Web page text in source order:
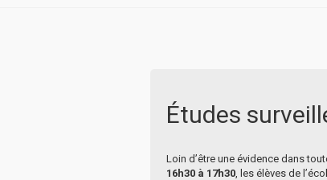
Études
Loin d’être une évidence dans
16h30 à 17h30 , les élèves de